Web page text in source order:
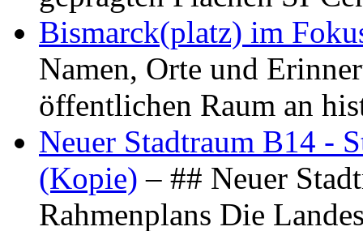
Bismarck(platz) im
Namen, Orte und
öffentlichen Raum an
Neuer Stadtraum B14 -
(Kopie) – ## Neuer
Rahmenplans Die